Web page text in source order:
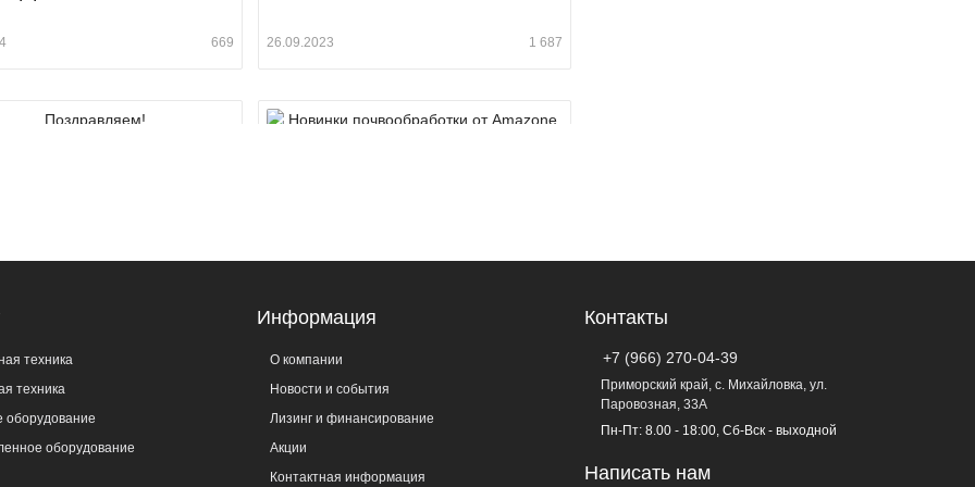
669 26.09.2023 1 687
дверей – 2023 Сезон мероприятий открыт!
18.04.2023
техника
техника
оборудование
оборудование
Информация
О компании
Новости и события
Лизинг и финансирование
Акции
Контактная информация
Контакты
+7 (966) 270-04-39
Приморский край, с. Михайловка, ул.
Паровозная, 33А
Пн-Пт: 8.00 - 18:00, Сб-Вск - выходной
Написать нам